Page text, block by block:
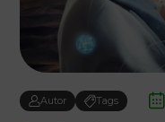
Autor Tags